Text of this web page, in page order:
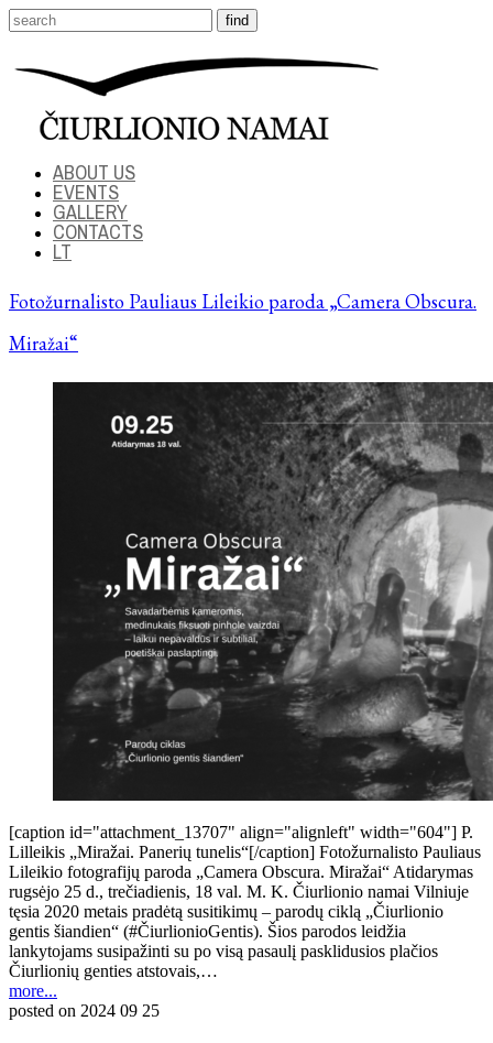
ABOUT US
EVENTS
GALLERY
CONTACTS
LT
Fotožurnalisto Pauliaus Lileikio paroda „Camera Obscura.
Miražai“
[caption id="attachment_13707" align="alignleft" width="604"] P.
Lilleikis „Miražai. Panerių tunelis“[/caption] Fotožurnalisto Pauliaus
Lileikio fotografijų paroda „Camera Obscura. Miražai“ Atidarymas
rugsėjo 25 d., trečiadienis, 18 val. M. K. Čiurlionio namai Vilniuje
tęsia 2020 metais pradėtą susitikimų – parodų ciklą „Čiurlionio
gentis šiandien“ (#ČiurlionioGentis). Šios parodos leidžia
lankytojams susipažinti su po visą pasaulį pasklidusios plačios
Čiurlionių genties atstovais,…
more...
posted on 2024 09 25